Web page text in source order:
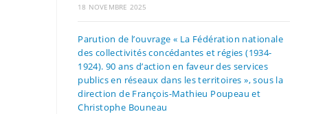
18 NOVEMBRE 2025
Parution de l’ouvrage « La Fédération nationale
des collectivités concédantes et régies (1934-
1924). 90 ans d’action en faveur des services
publics en réseaux dans les territoires », sous la
direction de François-Mathieu Poupeau et
Christophe Bouneau